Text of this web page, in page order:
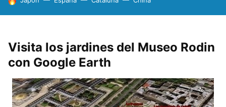
Visita los jardines del Museo Rodin
con Google Earth